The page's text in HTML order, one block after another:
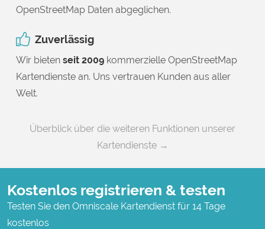
OpenStreetMap Daten abgeglichen.
Zuverlässig
Wir bieten seit 2009 kommerzielle OpenStreetMap
Kartendienste an. Uns vertrauen Kunden aus aller
Welt.
Überblick über die weiteren Funktionen unserer
Kartendienste →
Kostenlos registrieren & testen
Testen Sie den Omniscale Kartendienst für 14 Tage
kostenlos